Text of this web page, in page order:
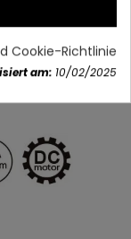
Cookie-Richtlinie
am: 10/02/2025